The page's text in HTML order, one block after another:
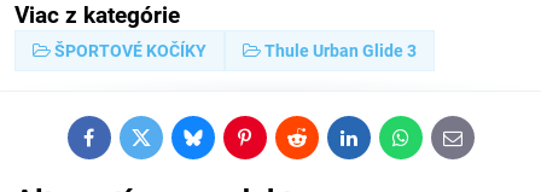
Viac z kategórie
ŠPORTOVÉ KOČÍKY Thule Urban Glide 3
FacebookTwitterBlueskyPinterestRedditLinkedInWhatsApp
E-
mail